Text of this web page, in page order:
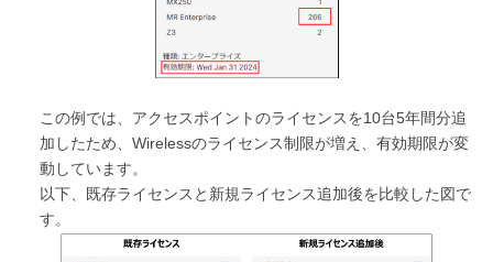
この例では、アクセスポイントのライセンスを10台5年間分追
加したため、Wirelessのライセンス制限が増え、有効期限が変
動しています。
以下、既存ライセンスと新規ライセンス追加後を比較した図で
す。